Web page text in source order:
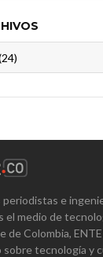
periodistas e
el medio de
de Colombia,
sobre tecnología y